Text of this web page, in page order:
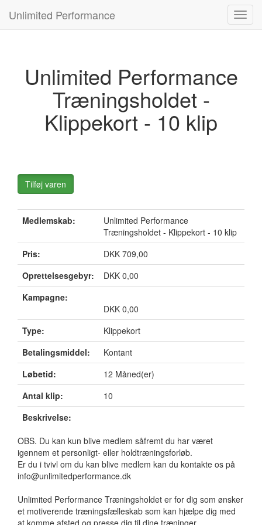
Unlimited Performance
Unlimited Performance
Træningsholdet -
Klippekort - 10 klip
Tilføj varen
Medlemskab:
Unlimited Performance
Træningsholdet - Klippekort - 10 klip
Pris:
DKK 709,00
Oprettelsesgebyr:
DKK 0,00
Kampagne:
DKK 0,00
Type:
Klippekort
Betalingsmiddel:
Kontant
Løbetid:
12 Måned(er)
Antal klip:
10
Beskrivelse:
OBS. Du kan kun blive medlem såfremt du har været
igennem et personligt- eller holdtræningsforløb.
Er du i tvivl om du kan blive medlem kan du kontakte os på
info@unlimitedperformance.dk
Unlimited Performance Træningsholdet er for dig som ønsker
et motiverende træningsfælleskab som kan hjælpe dig med
at komme afsted og presse dig til dine træninger.